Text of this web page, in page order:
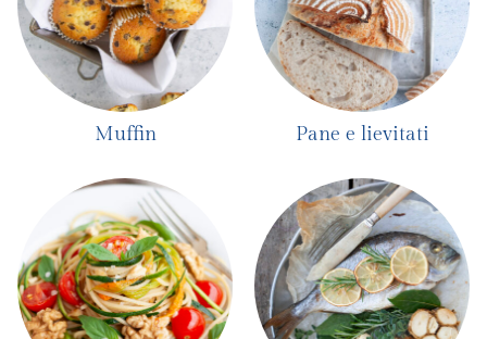
Muffin Pane e lievitati